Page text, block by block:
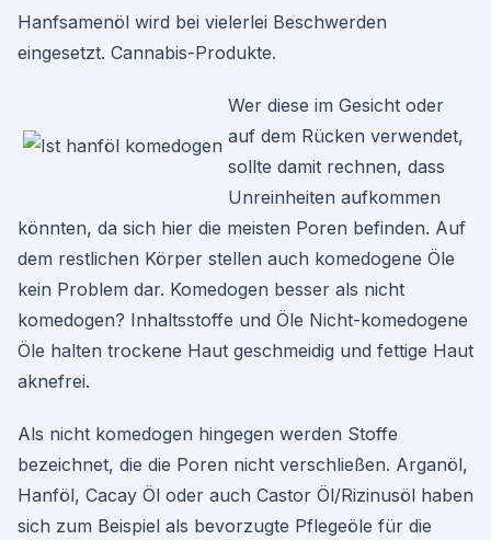
Hanfsamenöl wird bei vielerlei Beschwerden
eingesetzt. Cannabis-Produkte.
Wer diese im Gesicht oder
auf dem Rücken verwendet,
sollte damit rechnen, dass
Unreinheiten aufkommen
könnten, da sich hier die meisten Poren befinden. Auf
dem restlichen Körper stellen auch komedogene Öle
kein Problem dar. Komedogen besser als nicht
komedogen? Inhaltsstoffe und Öle Nicht-komedogene
Öle halten trockene Haut geschmeidig und fettige Haut
aknefrei.
Als nicht komedogen hingegen werden Stoffe
bezeichnet, die die Poren nicht verschließen. Arganöl,
Hanföl, Cacay Öl oder auch Castor Öl/Rizinusöl haben
sich zum Beispiel als bevorzugte Pflegeöle für die